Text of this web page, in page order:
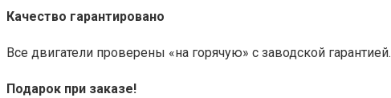
Качество гарантировано
Все двигатели проверены «на горячую» с заводской гарантией.
Подарок при заказе!